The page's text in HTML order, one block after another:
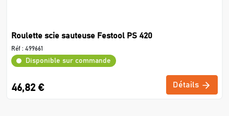
Roulette scie sauteuse Festool PS 420
Réf : 499661
Disponible sur commande
46,82 € Détails